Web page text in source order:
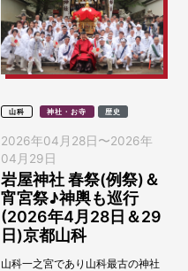
山科 神社・お寺 歴史
2026年04月28日 〜2026年
04月29日
岩屋神社 春祭(例祭)＆
宵宮祭♪神輿も巡行
(2026年4月28日＆29
日)京都山科
山科一之宮であり山科最古の神社